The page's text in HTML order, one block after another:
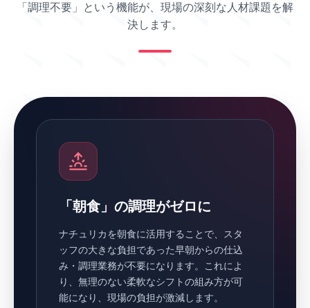
「調理不要」という機能が、現場の深刻な人材課題を解
決します。
「朝食」の調理がゼロに
ナチュリカを朝食に活用することで、スタ
ッフの大きな負担であった早朝からの仕込
み・調理業務が不要になります。これによ
り、無理のない柔軟なシフトの組み方が可
能になり、現場の負担が激減します。